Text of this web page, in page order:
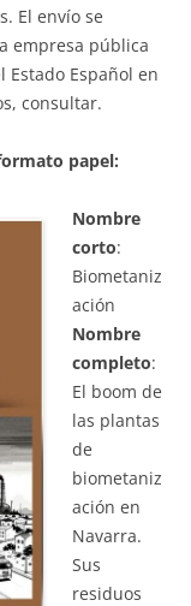
El envío se
empresa pública
Estado Español en
consultar.
papel:
Nombre
corto:
Biometaniz
ación
Nombre
completo:
El boom de
las plantas
de
biometaniz
ación en
Navarra.
Sus
residuos